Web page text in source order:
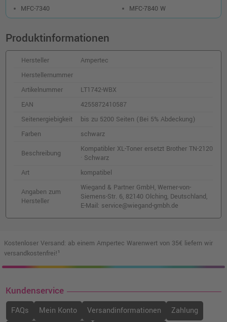
MFC-7340
MFC-7840 W
Produktinformationen
Hersteller
Ampertec
Herstellernummer
Artikelnummer
LT1742-WBX
EAN
4255872410587
Seitenergiebigkeit
bis zu 5200 Seiten (Bei 5% Abdeckung)
Farben
schwarz
Beschreibung
Kompatibler XL-Toner ersetzt Brother TN-2120
· Schwarz
Art
kompatibel
Angaben zum
Hersteller
Wiegand & Partner GmbH, Werner-von-
Siemens-Str. 6, 82140 Olching, Deutschland,
E-Mail: service@wiegand-gmbh.de
Kostenloser Versand: ab einem Ampertec Warenwert von 35€ liefern wir
versandkostenfrei!¹
Kundenservice
FAQs Mein Konto Versandinformationen
Zahlung